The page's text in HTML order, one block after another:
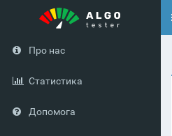
Про нас
Статистика
Допомога